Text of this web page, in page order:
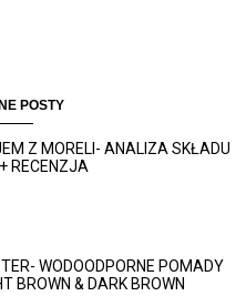
POSTY
Z MORELI- ANALIZA SKŁADU
+ RECENZJA
WODOODPORNE POMADY
BROWN & DARK BROWN